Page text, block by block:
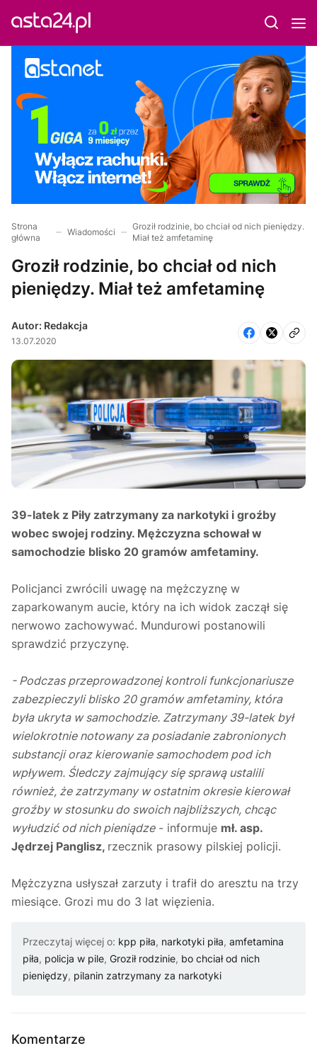
Strona
główna
Wiadomości
Groził rodzinie, bo chciał od nich pieniędzy.
Miał też amfetaminę
Groził rodzinie, bo chciał od nich
pieniędzy. Miał też amfetaminę
Autor: Redakcja
13.07.2020
39-latek z Piły zatrzymany za narkotyki i groźby
wobec swojej rodziny. Mężczyzna schował w
samochodzie blisko 20 gramów amfetaminy.
Policjanci zwrócili uwagę na mężczyznę w
zaparkowanym aucie, który na ich widok zaczął się
nerwowo zachowywać. Mundurowi postanowili
sprawdzić przyczynę.
- Podczas przeprowadzonej kontroli funkcjonariusze
zabezpieczyli blisko 20 gramów amfetaminy, która
była ukryta w samochodzie. Zatrzymany 39-latek był
wielokrotnie notowany za posiadanie zabronionych
substancji oraz kierowanie samochodem pod ich
wpływem. Śledczy zajmujący się sprawą ustalili
również, że zatrzymany w ostatnim okresie kierował
groźby w stosunku do swoich najbliższych, chcąc
wyłudzić od nich pieniądze- informuje mł. asp.
Jędrzej Panglisz, rzecznik prasowy pilskiej policji.
Mężczyzna usłyszał zarzuty i trafił do aresztu na trzy
miesiące. Grozi mu do 3 lat więzienia.
Przeczytaj więcej o: kpp piła, narkotyki piła, amfetamina
piła, policja w pile, Groził rodzinie, bo chciał od nich
pieniędzy, pilanin zatrzymany za narkotyki
Komentarze